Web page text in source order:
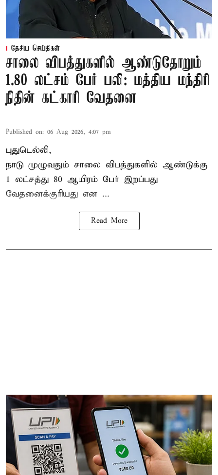
தேசிய செய்திகள்
சாலை விபத்துகளில் ஆண்டுதோறும்
1.80 லட்சம் பேர் பலி: மத்திய மந்திரி
நிதின் கட்காரி வேதனை
Published on: 06 Aug 2026, 4:07 pm
புதுடெல்லி,
நாடு முழுவதும் சாலை விபத்துகளில் ஆண்டுக்கு
1 லட்சத்து 80 ஆயிரம் பேர் இறப்பது
வேதனைக்குரியது என ...
Read More